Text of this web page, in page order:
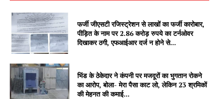
Subscription Plans
My account
फर्जी जीएसटी रजिस्ट्रेशन से लाखों का फर्जी कारोबार,
पीड़ित के नाम पर 2.86 करोड़ रुपये का टर्नओवर
दिखाकर ठगी, एफआईआर दर्ज न होने से...
भिंड के ठेकेदार ने कंपनी पर मजदूरों का भुगतान रोकने
का आरोप, बोला- मेरा पैसा काट लो, लेकिन 23 श्रमिकों
की मेहनत की कमाई...